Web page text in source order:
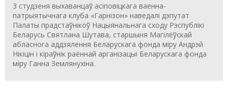
3 студзеня выхаванцаў асіповіцкага ваенна-
патрыятычнага клуба «Гарнізон» наведалі дэпутат
Палаты прадстаўнікоў Нацыянальнага сходу Рэспублікі
Беларусь Святлана Шутава, старшыня Магілёўскай
абласнога аддзялення Беларускага фонда міру Андрэй
Нікіцін і кіраўнік раённай арганізацыі Беларускага фонда
міру Ганна Землянухіна.